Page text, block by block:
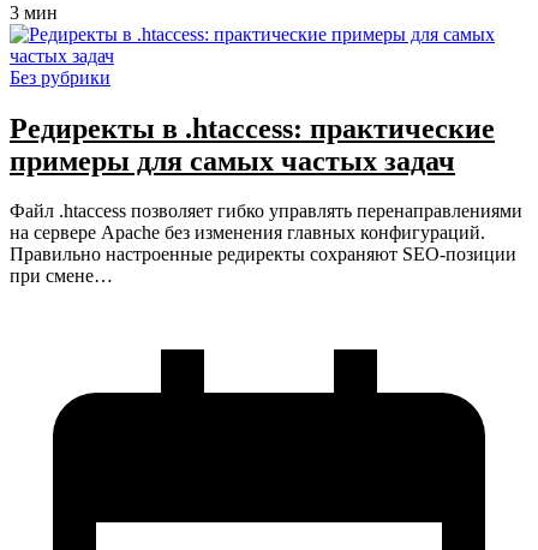
3 мин
Без рубрики
Редиректы в .htaccess: практические
примеры для самых частых задач
Файл .htaccess позволяет гибко управлять перенаправлениями
на сервере Apache без изменения главных конфигураций.
Правильно настроенные редиректы сохраняют SEO-позиции
при смене…